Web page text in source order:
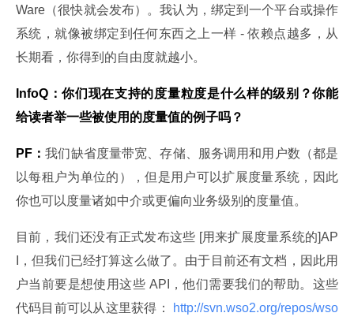
Ware（很快就会发布）。我认为，绑定到一个平台或操作
系统，就像被绑定到任何东西之上一样 - 依赖点越多，从
长期看，你得到的自由度就越小。
InfoQ：你们现在支持的度量粒度是什么样的级别？你能
给读者举一些被使用的度量值的例子吗？
PF：我们缺省度量带宽、存储、服务调用和用户数（都是
以每租户为单位的），但是用户可以扩展度量系统，因此
你也可以度量诸如中介或更偏向业务级别的度量值。
目前，我们还没有正式发布这些 [用来扩展度量系统的]AP
I，但我们已经打算这么做了。由于目前还有文档，因此用
户当前要是想使用这些 API，他们需要我们的帮助。这些
代码目前可以从这里获得：
http://svn.wso2.org/repos/wso